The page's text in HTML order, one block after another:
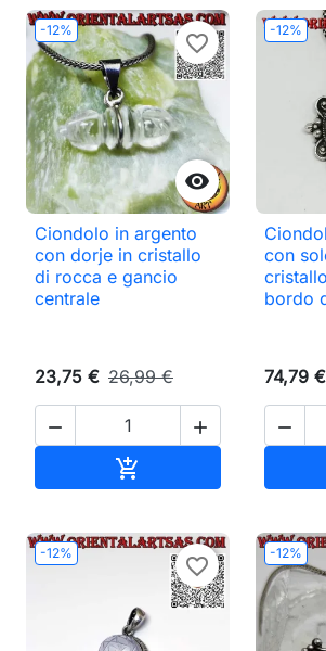
-12%

favorite_border
Ciondolo in argento
con dorje in cristallo
di rocca e gancio
centrale
23,75 € 26,99 €
 

-12%
con
bordo
74,79 €

-12%
favorite_border
-12%